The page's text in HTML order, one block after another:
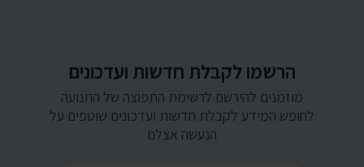
הרשמו לקבלת חדשות ועדכונים
מוזמנים להירשם לרשימת התפוצה של התנועה
לחופש המידע לקבלת חדשות ועדכונים שוטפים על
הנעשה אצלנו